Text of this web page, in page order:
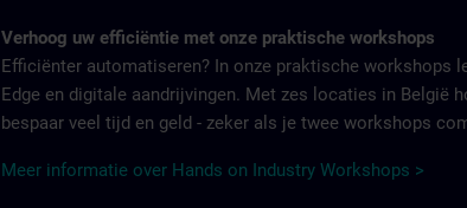
Verhoog uw efficiëntie met onze praktische workshops
Efficiënter automatiseren? In onze praktische workshops
Edge en digitale aandrijvingen. Met zes locaties in België
bespaar veel tijd en geld - zeker als je twee workshops
Meer informatie over Hands on Industry Workshops >